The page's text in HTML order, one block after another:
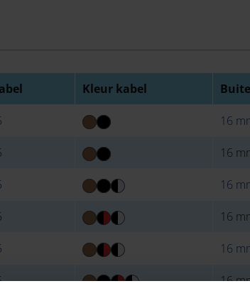
Kleur kabel
16
16
16
16
16
16